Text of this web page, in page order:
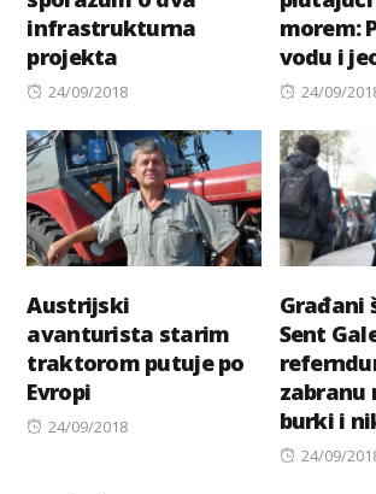
infrastrukturna
projekta
Posted
24/09/2018
morem:
vodu i
Posted
24/09/
Austrijski
avanturista starim
traktorom putuje po
Evropi
Posted
24/09/2018
Građani
Sent
zabranu
burki i
Posted
24/09/